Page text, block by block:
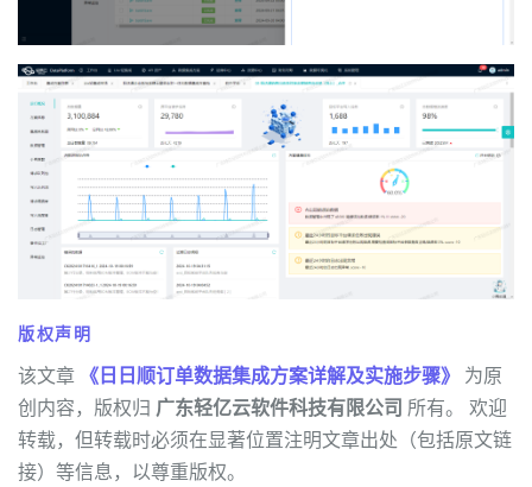
版权声明
该文章 《日日顺订单数据集成方案详解及实施步骤》 为原
创内容，版权归 广东轻亿云软件科技有限公司 所有。 欢迎
转载，但转载时必须在显著位置注明文章出处（包括原文链
接）等信息，以尊重版权。